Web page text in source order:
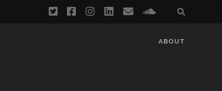
twitterfacebookinstagram
linkedin
emailsoundcloud
ABOUT